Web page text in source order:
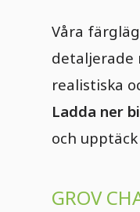
Våra
detaljerade
realistiska
Ladda ner
och
GROV